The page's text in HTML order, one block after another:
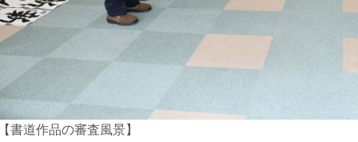
書道作品の審査風景】